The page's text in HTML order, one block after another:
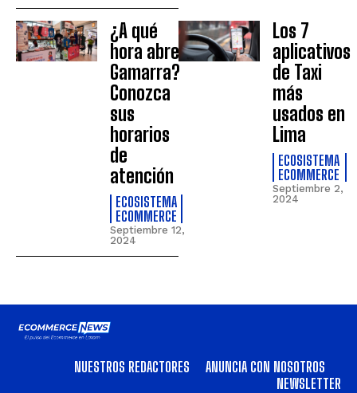
¿A qué
hora abre
Gamarra?
Conozca
sus
horarios
de
atención
ECOSISTEMA
ECOMMERCE
Septiembre 12,
2024
Los 7
aplicativos
de Taxi
más
usados en
Lima
ECOSISTEMA
ECOMMERCE
Septiembre 2,
2024
NUESTROS REDACTORES
ANUNCIA CON NOSOTROS
NEWSLETTER